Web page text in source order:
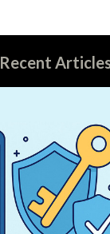
Recent